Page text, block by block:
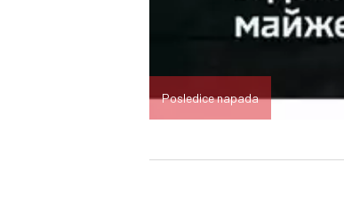
Posledice napada